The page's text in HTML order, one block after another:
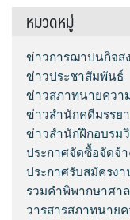
หมวดหมู่
ข่าวการฌาปนกิจส
ข่าวประชาสัมพันธ์
ข่าวสภาทนายควา
ข่าวสำนักคดีมรรย
ข่าวสำนักฝึกอบรม
ประกาศจัดซื้อจัดจ้า
ประกาศรับสมัครงา
รวมคำพิพากษาศา
วารสารสภาทนาย